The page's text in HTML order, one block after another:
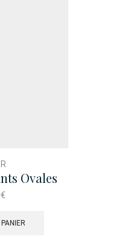
Ovales
€